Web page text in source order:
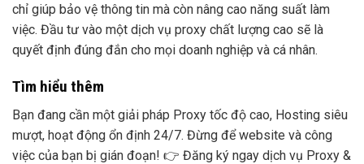
chỉ giúp bảo vệ thông tin mà còn nâng cao năng suất làm
việc. Đầu tư vào một dịch vụ proxy chất lượng cao sẽ là
quyết định đúng đắn cho mọi doanh nghiệp và cá nhân.
Tìm hiểu thêm
Bạn đang cần một giải pháp Proxy tốc độ cao, Hosting siêu
mượt, hoạt động ổn định 24/7. Đừng để website và công
việc của bạn bị gián đoạn! 👉 Đăng ký ngay dịch vụ Proxy &